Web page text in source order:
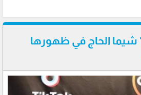
شيما الحاج في ظهورها